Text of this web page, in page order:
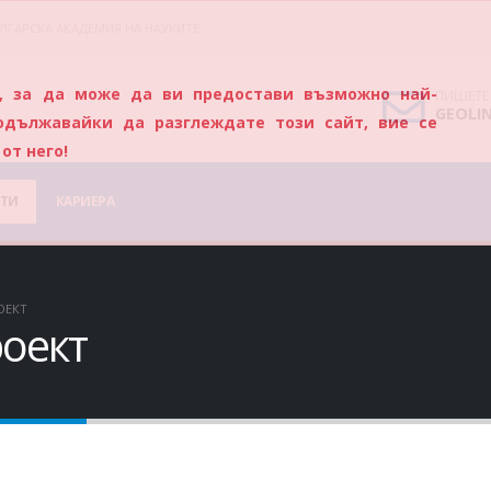
ПИШЕТЕ
КАРИЕРА
за да може да ви предостави възможно най-
да разглеждате този сайт, вие се
него!